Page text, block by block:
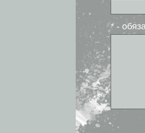
* -